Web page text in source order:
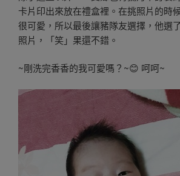
卡片印出來放在禮盒裡。在挑照片的時
很可愛，所以最後讓豬隊友選擇，他選
照片，「笑」果還不錯。
~剛洗完香香的我可愛嗎？~😊 呵呵~